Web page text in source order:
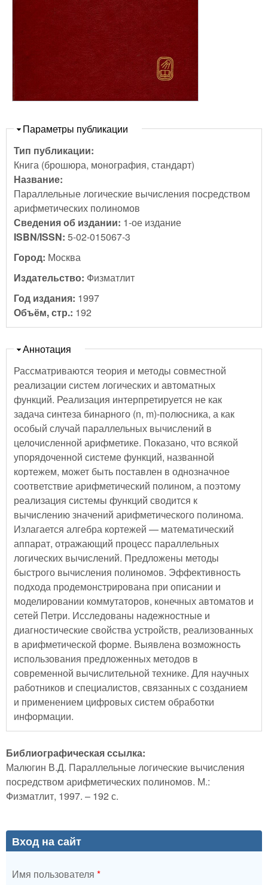
Скрыть
Параметры публикации
Тип публикации:
Книга (брошюра, монография, стандарт)
Название:
Параллельные логические вычисления посредством
арифметических полиномов
Сведения об издании: 1-ое издание
ISBN/ISSN: 5-02-015067-3
Город: Москва
Издательство: Физматлит
Год издания: 1997
Объём, стр.: 192
Скрыть
Аннотация
Рассматриваются теория и методы совместной
реализации систем логических и автоматных
функций. Реализация интерпретируется не как
задача синтеза бинарного (n, m)-полюсника, а как
особый случай параллельных вычислений в
целочисленной арифметике. Показано, что всякой
упорядоченной системе функций, названной
кортежем, может быть поставлен в однозначное
соответствие арифметический полином, а поэтому
реализация системы функций сводится к
вычислению значений арифметического полинома.
Излагается алгебра кортежей — математический
аппарат, отражающий процесс параллельных
логических вычислений. Предложены методы
быстрого вычисления полиномов. Эффективность
подхода продемонстрирована при описании и
моделировании коммутаторов, конечных автоматов и
сетей Петри. Исследованы надежностные и
диагностические свойства устройств, реализованных
в арифметической форме. Выявлена возможность
использования предложенных методов в
современной вычислительной технике. Для научных
работников и специалистов, связанных с созданием
и применением цифровых систем обработки
информации.
Библиографическая ссылка:
Малюгин В.Д. Параллельные логические вычисления
посредством арифметических полиномов. М.:
Физматлит, 1997. – 192 с.
Вход на сайт
Имя пользователя *